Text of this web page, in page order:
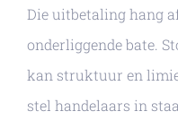
Die uitbetaling hang
onderliggende bate.
kan struktuur en
stel handelaars in